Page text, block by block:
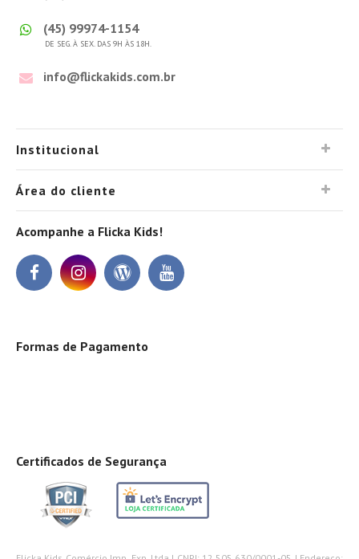
(45) 99974-1154
DE SEG. À SEX. DAS 9H ÀS 18H.
info@flickakids.com.br
Institucional
Área do cliente
Acompanhe a Flicka Kids!
Formas de Pagamento
Certificados de Segurança